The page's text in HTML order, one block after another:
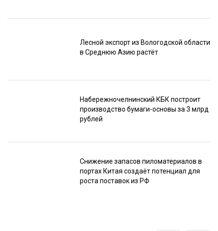
Лесной экспорт из Вологодской области
в Среднюю Азию растёт
Набережночелнинский КБК построит
производство бумаги-основы за 3 млрд
рублей
Снижение запасов пиломатериалов в
портах Китая создаёт потенциал для
роста поставок из РФ